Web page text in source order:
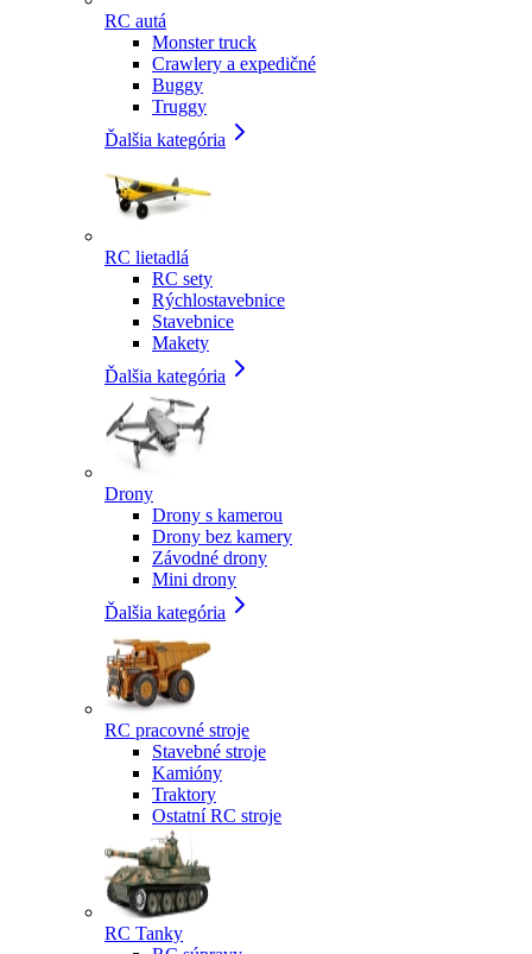
RC autá
Monster truck
Crawlery a expedičné
Buggy
Truggy
Ďalšia kategória
RC lietadlá
RC sety
Rýchlostavebnice
Stavebnice
Makety
Ďalšia kategória
Drony
Drony s kamerou
Drony bez kamery
Závodné drony
Mini drony
Ďalšia kategória
RC pracovné stroje
Stavebné stroje
Kamióny
Traktory
Ostatní RC stroje
RC Tanky